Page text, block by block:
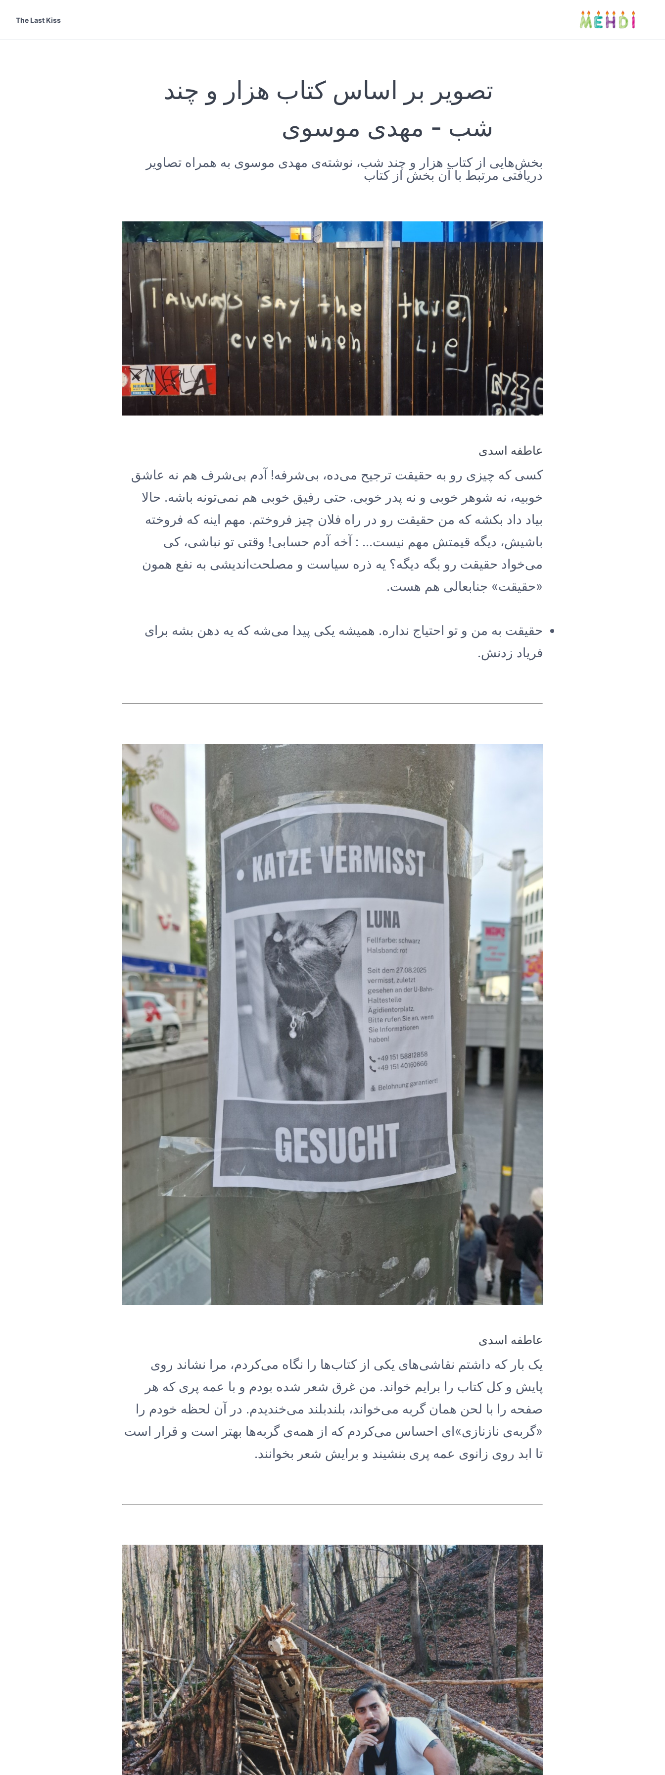
The Last Kiss
تصویر بر اساس کتاب هزار و چند
شب - مهدی موسوی
بخش‌هایی از کتاب هزار و چند شب، نوشته‌ی مهدی موسوی به همراه تصاویر
دریافتی مرتبط با آن بخش از کتاب
عاطفه اسدی
کسی که چیزی رو به حقیقت ترجیح می‌ده، بی‌شرفه! آدم بی‌شرف هم نه عاشق
خوبیه، نه شوهر خوبی و نه پدر خوبی. حتی رفیق خوبی هم نمی‌تونه باشه. حالا
بیاد داد بکشه که من حقیقت رو در راه فلان چیز فروختم. مهم اینه که فروخته
باشیش، دیگه قیمتش مهم نیست... : آخه آدم حسابی! وقتی تو نباشی، کی
می‌خواد حقیقت رو بگه دیگه؟ یه ذره سیاست و مصلحت‌اندیشی به نفع همون
«حقیقت» جنابعالی هم هست.
حقیقت به من و تو احتیاج نداره. همیشه یکی پیدا می‌شه که یه دهن بشه برای
فریاد زدنش.
عاطفه اسدی
یک بار که داشتم نقاشی‌های یکی از کتاب‌ها را نگاه می‌کردم، مرا نشاند روی
پایش و کل کتاب را برایم خواند. من غرق شعر شده بودم و با عمه پری که هر
صفحه را با لحن همان گربه می‌خواند، بلند‌بلند می‌خندیدم. در آن لحظه خودم را
«گربه‌ی نازنازی»‌ای احساس می‌کردم که از همه‌ی گربه‌ها بهتر است و قرار است
تا ابد روی زانوی عمه پری بنشیند و برایش شعر بخوانند.